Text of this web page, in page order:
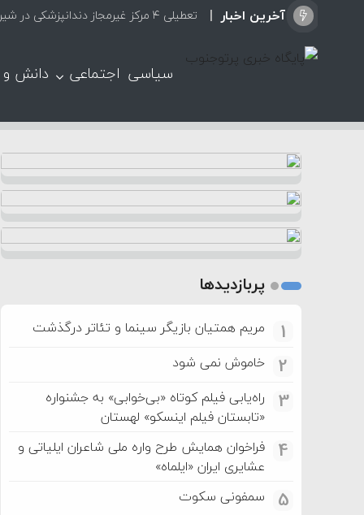
آخرین اخبار تعطیلی ۴ مرکز غیرمجاز دندانپزشکی در شیراز از ابتدای مردادماه تاکنون
سیاسی اجتماعی دانش
پربازدیدها
1 مریم همتیان بازیگر سینما و تئاتر درگذشت
2 خاموش نمی شود
3
راه‌یابی فیلم کوتاه «بی‌خوابی» به جشنواره
«تابستان فیلم اینسکو» لهستان
4
فراخوان همایش طرح واره ملی شاعران ایلیاتی و
عشایری ایران «ایلماه»
5 سمفونی سکوت